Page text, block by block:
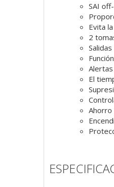
SAI
Evita
2
El
Ahorro